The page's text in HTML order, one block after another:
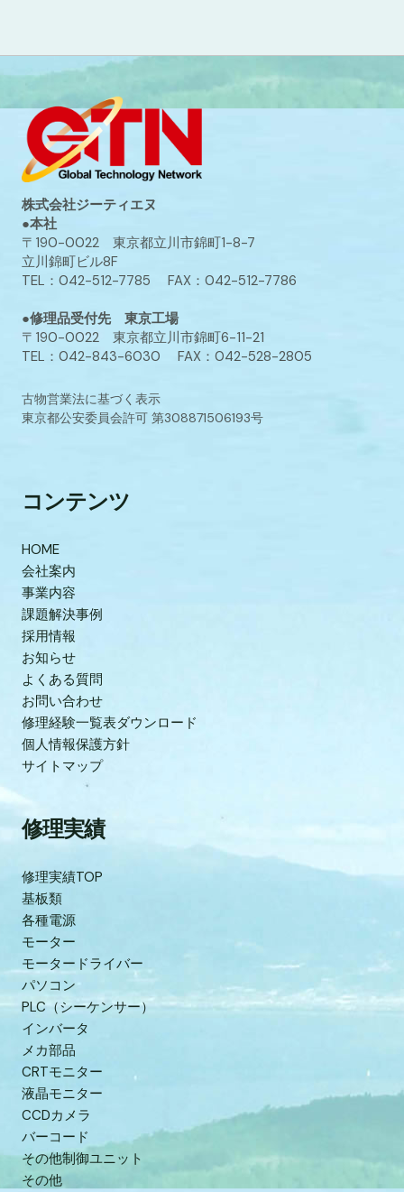
株式会社ジーティエヌ
●本社
〒190-0022 東京都立川市錦町1-8-7
立川錦町ビル8F
TEL：042-512-7785 FAX：042-512-7786
●修理品受付先 東京工場
〒190-0022 東京都立川市錦町6-11-21
TEL：042-843-6030 FAX：042-528-2805
古物営業法に基づく表示
東京都公安委員会許可 第308871506193号
コンテンツ
HOME
会社案内
事業内容
課題解決事例
採用情報
お知らせ
よくある質問
お問い合わせ
修理経験一覧表ダウンロード
個人情報保護方針
サイトマップ
修理実績
修理実績TOP
基板類
各種電源
モーター
モータードライバー
パソコン
PLC（シーケンサー）
インバータ
メカ部品
CRTモニター
液晶モニター
CCDカメラ
バーコード
その他制御ユニット
その他